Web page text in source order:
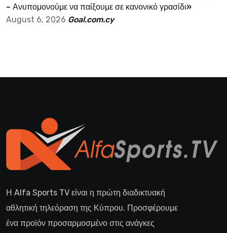
– Ανυπομονούμε να παίξουμε σε κανονικό γρασίδι»
August 6, 2026 Goal.com.cy
Η Alfa Sports TV είναι η πρώτη διαδικτυακή
αθλητική τηλεόραση της Κύπρου. Προσφέρουμε
ένα προϊόν προσαρμοσμένο στις ανάγκες